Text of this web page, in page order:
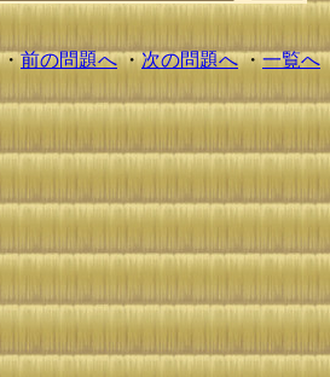
・前の問題へ・次の問題へ・一覧へ